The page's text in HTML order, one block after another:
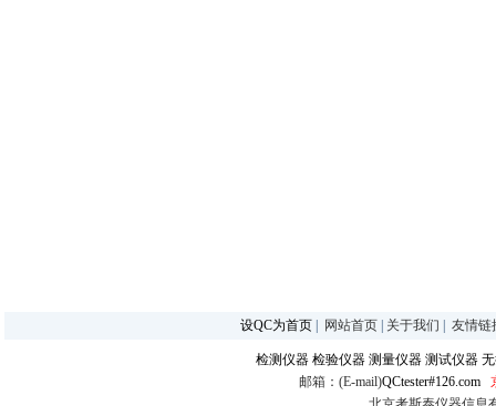
设QC为首页 网站首页 关于我们 友情链
检测仪器 检验仪器 测量仪器 测试仪器
邮箱：(E-mail)QCtester#126.com